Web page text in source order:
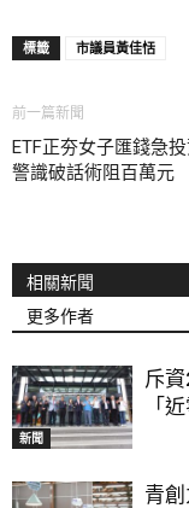
標籤 市議員黃佳恬
前一篇新聞
ETF正夯女子匯錢急
警識破話術阻百萬元
相關新聞
更多作者
新聞
斥
「
青